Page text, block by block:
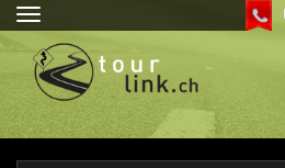
Toggle